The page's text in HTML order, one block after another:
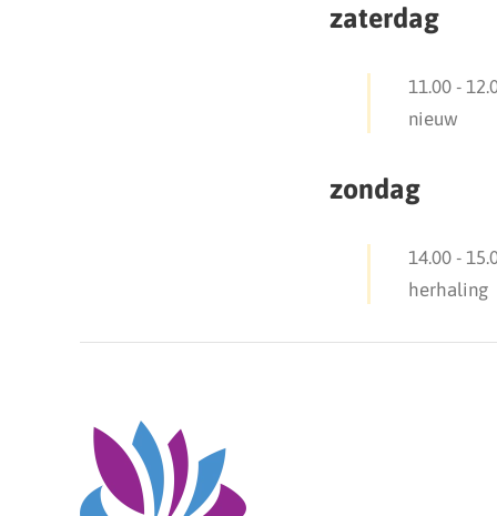
zaterdag
11.00 -
nieuw
zondag
14.00 -
herhaling